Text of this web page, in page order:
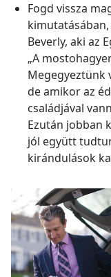
Fogd vissza
Beverly, aki az
„A
Megegyeztünk
de amikor az
családjával
Ezután jobban
jól együtt
kirándulások